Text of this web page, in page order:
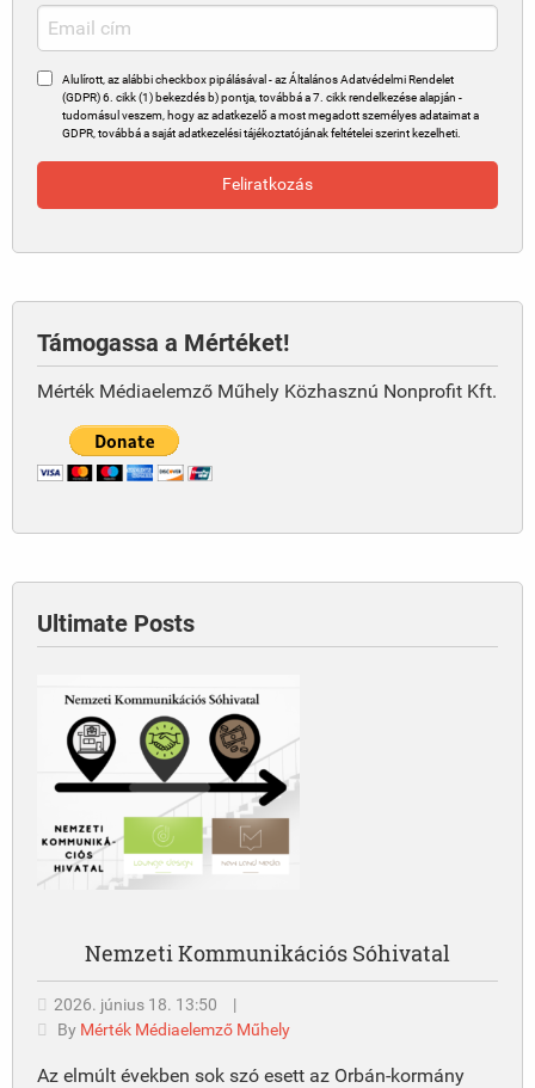
Alulírott, az alábbi checkbox pipálásával - az Általános Adatvédelmi Rendelet
(GDPR) 6. cikk (1) bekezdés b) pontja, továbbá a 7. cikk rendelkezése alapján -
tudomásul veszem, hogy az adatkezelő a most megadott személyes adataimat a
GDPR, továbbá a saját adatkezelési tájékoztatójának feltételei szerint kezelheti.
Támogassa a Mértéket!
Mérték Médiaelemző Műhely Közhasznú Nonprofit Kft.
Ultimate Posts
Nemzeti Kommunikációs Sóhivatal
2026. június 18. 13:50
|
By Mérték Médiaelemző Műhely
Az elmúlt években sok szó esett az Orbán-kormány